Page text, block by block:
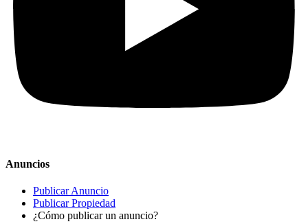
Anuncios
Publicar Anuncio
Publicar Propiedad
¿Cómo publicar un anuncio?